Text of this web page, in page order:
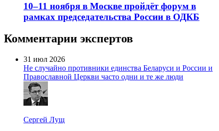
10–11 ноября в Москве пройдёт форум в
рамках председательства России в ОДКБ
Комментарии экспертов
31 июл 2026
Не случайно противники единства Беларуси и России и
Православной Церкви часто одни и те же люди
Сергей Лущ